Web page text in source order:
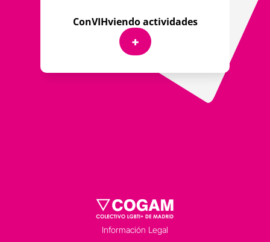
ConVIHviendo actividades
+
Información Legal